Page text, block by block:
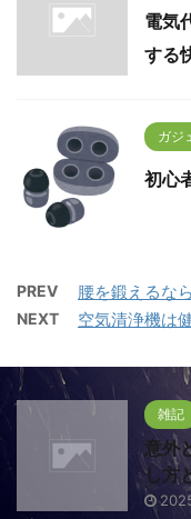
電気
する
ガジ
初心
PREV 腰を鍛えるな
NEXT 空気清浄機は
雑記
意外
し方